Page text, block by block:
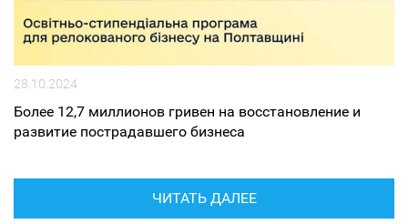
28.10.2024
Более 12,7 миллионов гривен на восстановление и
развитие пострадавшего бизнеса
ЧИТАТЬ ДАЛЕЕ